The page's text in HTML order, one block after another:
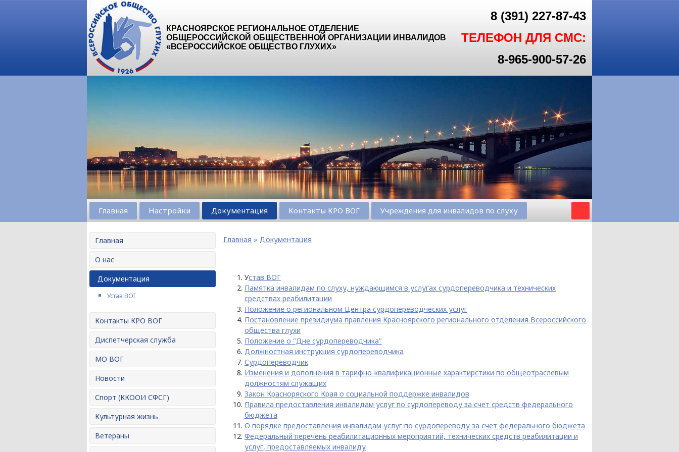
КРАСНОЯРСКОЕ РЕГИОНАЛЬНОЕ ОТДЕЛЕНИЕ
ОБЩЕРОССИЙСКОЙ ОБЩЕСТВЕННОЙ ОРГАНИЗАЦИИ ИНВАЛИДОВ
«ВСЕРОССИЙСКОЕ ОБЩЕСТВО ГЛУХИХ»
8 (391) 227-87-43
ТЕЛЕФОН ДЛЯ СМС:
8-965-900-57-26
Главная Настройки Документация Контакты КРО ВОГ Учреждения для инвалидов по слуху
Главная
О нас
Документация
Устав ВОГ
Контакты КРО ВОГ
Диспетчерская служба
МО ВОГ
Новости
Спорт (ККООИ СФСГ)
Культурная жизнь
Ветераны
Главная » Документация
Устав ВОГ
Памятка инвалидам по слуху, нуждающимся в услугах сурдопереводчика и технических
средствах реабилитации
Положение о региональном Центра сурдопереводческих услуг
Постановление президиума правления Красноярского регионального отделения Всероссийского
общества глухи
Положение о "Дне сурдопереводчика"
Должностная инструкция сурдопереводчика
Сурдопереводчик
Изменения и дополнения в тарифно-квалификационные характирстики по общеотраслевым
должностям служащих
Закон Красноряского Края о социальной поддержке инвалидов
Правила предоставления инвалидам услуг по сурдопереводу за счет средств федерального
бюджета
О порядке предоставления инвалидам услуг по сурдопереводу за счет федерального бюджета
Федеральный перечень реабилитационных мероприятий, технических средств реабилитации и
услуг, предоставляемых инвалиду